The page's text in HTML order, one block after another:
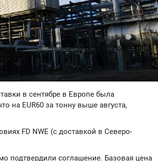
в сентябре в Европе была
на EUR60 за тонну выше августа,
FD NWE (с доставкой в Северо-
подтвердили соглашение. Базовая цена